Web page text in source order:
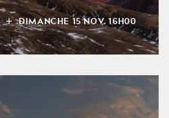
DIMANCHE15NOV.16H00